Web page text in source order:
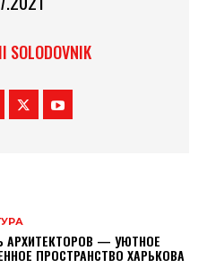
SOLODOVNIK
— УЮТНОЕ
ПРОСТРАНСТВО ХАРЬКОВА